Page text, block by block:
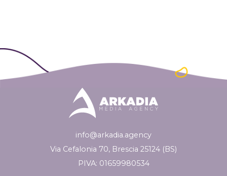
info@arkadia.agency
Via Cefalonia 70, Brescia 25124 (BS)
PIVA: 01659980534